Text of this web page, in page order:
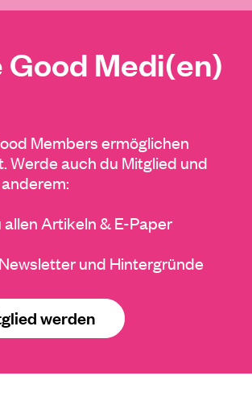
Medi(en)
Members ermöglichen
Werde auch du Mitglied und
Artikeln & E-Paper
und Hintergründe
werden